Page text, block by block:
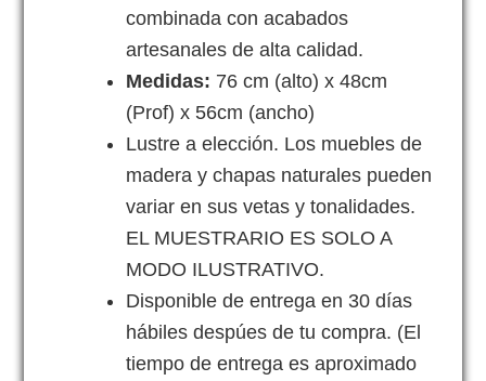
combinada con acabados
artesanales de alta calidad.
Medidas: 76 cm (alto) x 48cm
(Prof) x 56cm (ancho)
Lustre a elección. Los muebles de
madera y chapas naturales pueden
variar en sus vetas y tonalidades.
EL MUESTRARIO ES SOLO A
MODO ILUSTRATIVO.
Disponible de entrega en 30 días
hábiles despúes de tu compra. (El
tiempo de entrega es aproximado